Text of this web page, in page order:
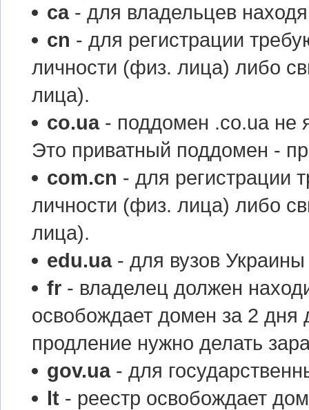
ca- для владельцев
cn - для регистрации
личности (физ. лица) либо
лица).
co.ua- поддомен .co.ua не
Это приватный поддомен -
com.cn - для регистрации
личности (физ. лица) либо
лица).
edu.ua- для вузов Украины
fr - владелец должен
освобождает домен за 2 дня
продление нужно делать
gov.ua- для
lt - реестр освобождает